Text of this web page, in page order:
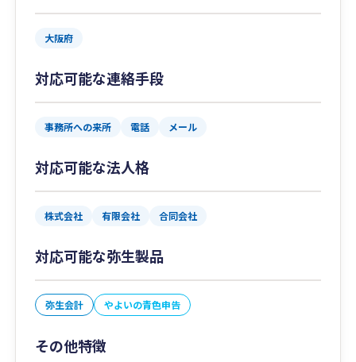
大阪府
対応可能な連絡手段
事務所への来所 電話 メール
対応可能な法人格
株式会社 有限会社 合同会社
対応可能な弥生製品
弥生会計 やよいの青色申告
その他特徴